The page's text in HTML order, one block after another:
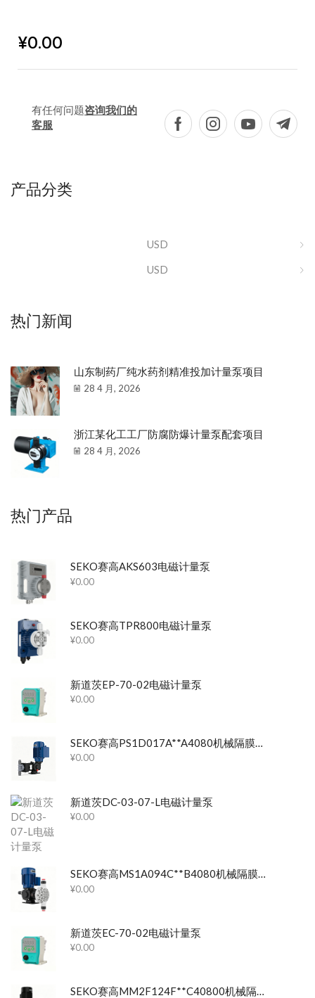
¥0.00
有任何问题咨询我们的
客服
产品分类
USD
USD
热门新闻
山东制药厂纯水药剂精准投加计量泵项目
28 4 月, 2026
浙江某化工工厂防腐防爆计量泵配套项目
28 4 月, 2026
热门产品
SEKO赛高AKS603电磁计量泵
¥0.00
SEKO赛高TPR800电磁计量泵
¥0.00
新道茨EP-70-02电磁计量泵
¥0.00
SEKO赛高PS1D017A**A4080机械隔膜计量泵
¥0.00
新道茨DC-03-07-L电磁计量泵
¥0.00
SEKO赛高MS1A094C**B4080机械隔膜计量泵
¥0.00
新道茨EC-70-02电磁计量泵
¥0.00
SEKO赛高MM2F124F**C40800机械隔膜计量泵